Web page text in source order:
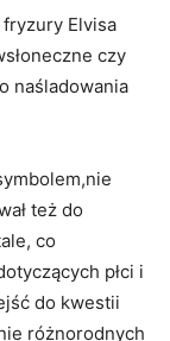
Elvisa
czy
naśladowania
też do
co
płci i
do kwestii
różnorodnych